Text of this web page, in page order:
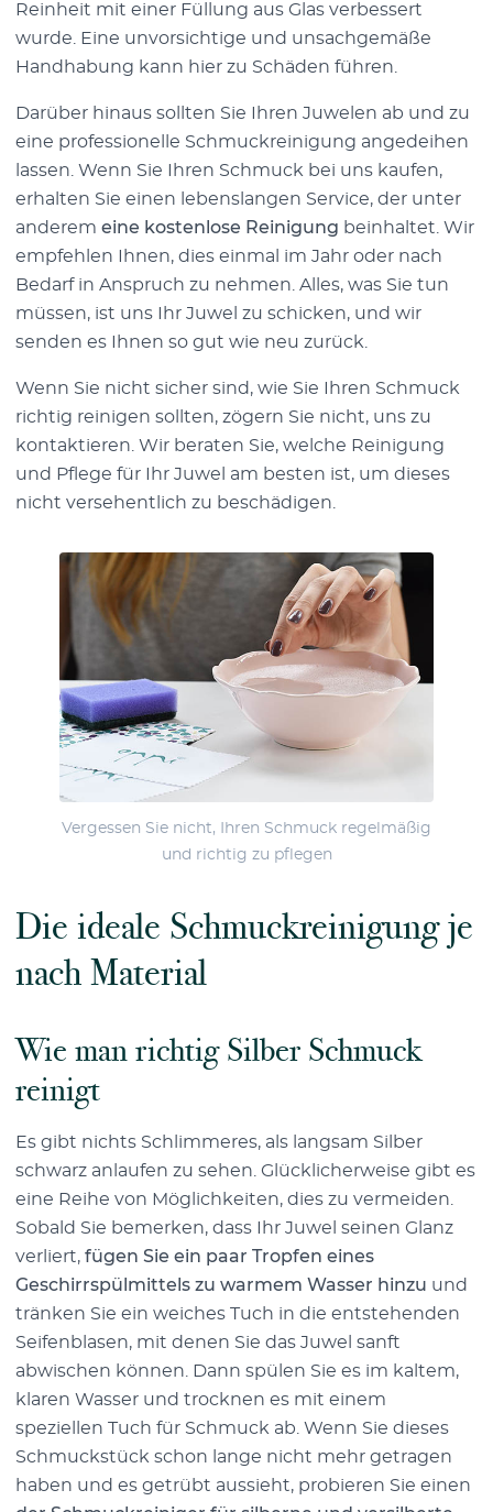
Reinheit mit einer Füllung aus Glas verbessert
wurde. Eine unvorsichtige und unsachgemäße
Handhabung kann hier zu Schäden führen.
Darüber hinaus sollten Sie Ihren Juwelen ab und zu
eine professionelle Schmuckreinigung angedeihen
lassen. Wenn Sie Ihren Schmuck bei uns kaufen,
erhalten Sie einen lebenslangen Service, der unter
anderem eine kostenlose Reinigung beinhaltet. Wir
empfehlen Ihnen, dies einmal im Jahr oder nach
Bedarf in Anspruch zu nehmen. Alles, was Sie tun
müssen, ist uns Ihr Juwel zu schicken, und wir
senden es Ihnen so gut wie neu zurück.
Wenn Sie nicht sicher sind, wie Sie Ihren Schmuck
richtig reinigen sollten, zögern Sie nicht, uns zu
kontaktieren. Wir beraten Sie, welche Reinigung
und Pflege für Ihr Juwel am besten ist, um dieses
nicht versehentlich zu beschädigen.
Vergessen Sie nicht, Ihren Schmuck regelmäßig
und richtig zu pflegen
Die ideale Schmuckreinigung je
nach Material
Wie man richtig Silber Schmuck
reinigt
Es gibt nichts Schlimmeres, als langsam Silber
schwarz anlaufen zu sehen. Glücklicherweise gibt es
eine Reihe von Möglichkeiten, dies zu vermeiden.
Sobald Sie bemerken, dass Ihr Juwel seinen Glanz
verliert, fügen Sie ein paar Tropfen eines
Geschirrspülmittels zu warmem Wasser hinzu und
tränken Sie ein weiches Tuch in die entstehenden
Seifenblasen, mit denen Sie das Juwel sanft
abwischen können. Dann spülen Sie es im kaltem,
klaren Wasser und trocknen es mit einem
speziellen Tuch für Schmuck ab. Wenn Sie dieses
Schmuckstück schon lange nicht mehr getragen
haben und es getrübt aussieht, probieren Sie einen